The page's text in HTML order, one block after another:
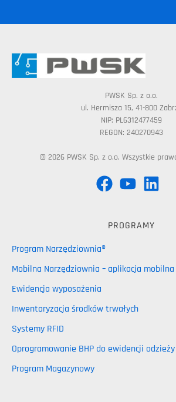
PWSK Sp. z o.o.
ul. Hermisza 15, 41-800
NIP: PL6312477459
REGON: 240270943
© 2026 PWSK Sp. z o.o. Wszystkie
PROGRAMY
Program Narzędziownia®
Mobilna Narzędziownia – aplikacja
Ewidencja wyposażenia
Inwentaryzacja środków trwałych
Systemy RFID
Oprogramowanie BHP do ewidencji
Program Magazynowy